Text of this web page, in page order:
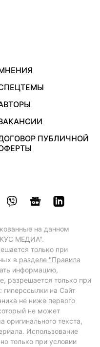
ПУБЛИЧНОЙ
на данном
МЕДИА".
только при
в разделе "Правила
информацию,
разрешается только при
на Сайт
не ниже первого
не может
оригинального текста,
Использование
только при условии